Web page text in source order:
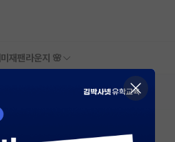
재팬라운지 🌸